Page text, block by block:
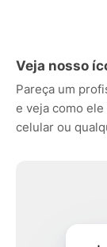
Veja nosso
Pareça um
e veja como
celular ou